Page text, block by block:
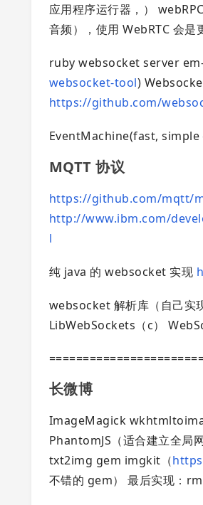
应用程序运行器，）
音频），使用 WebRTC 会
ruby websocket server
websocket-tool)
https://github.com/
EventMachine(fast,
MQTT 协议
https://github.com/mqtt/
http://www.ibm.com/
l
纯 java 的 websocket 实现
websocket 解析库（自己实
LibWebSockets（c）
长微博
ImageMagick
PhantomJS（适合建立全局
txt2img gem imgkit（
不错的 gem） 最后实现：